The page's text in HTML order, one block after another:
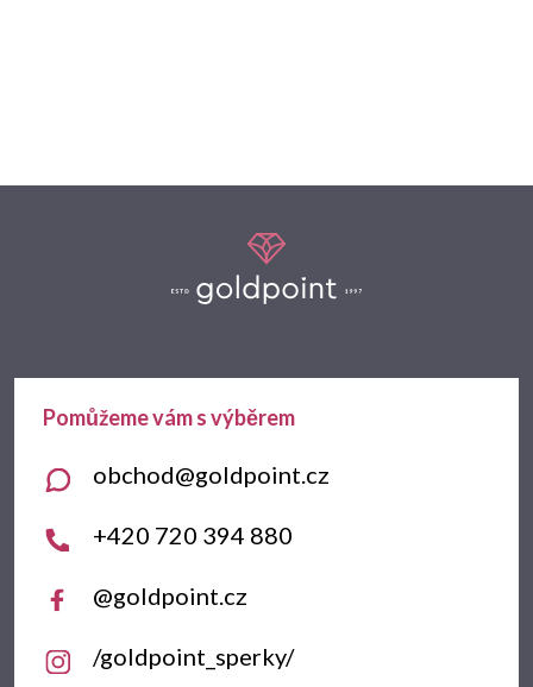
a
obchod@goldpoint.cz
+420 720 394 880
@goldpoint.cz
/goldpoint_sperky/